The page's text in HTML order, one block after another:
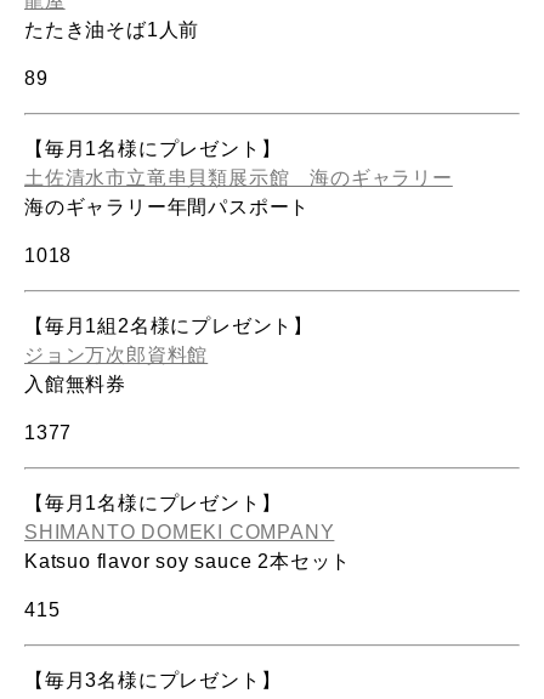
たたき油そば1人前
89
【毎月1名様にプレゼント】
土佐清水市立竜串貝類展示館 海のギャラリー
海のギャラリー年間パスポート
1018
【毎月1組2名様にプレゼント】
ジョン万次郎資料館
入館無料券
1377
【毎月1名様にプレゼント】
SHIMANTO DOMEKI COMPANY
Katsuo flavor soy sauce 2本セット
415
【毎月3名様にプレゼント】